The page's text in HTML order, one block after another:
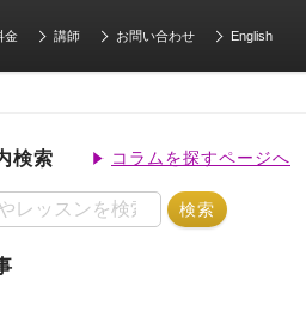
金 講師 お問い合わせ English
検索 コラムを探すページへ